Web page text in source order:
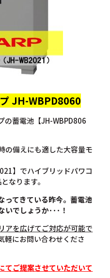
JH-WBPD8060
の蓄電池【JH-WBPD806
の備えにも適した大容量モ
】でハイブリッドパワコ
なります。
ってきている昨今。蓄電池
いでしょうか･･･！
アを広げてご対応が可能で
軽にお問い合わせくださ
てご提案させていただいて